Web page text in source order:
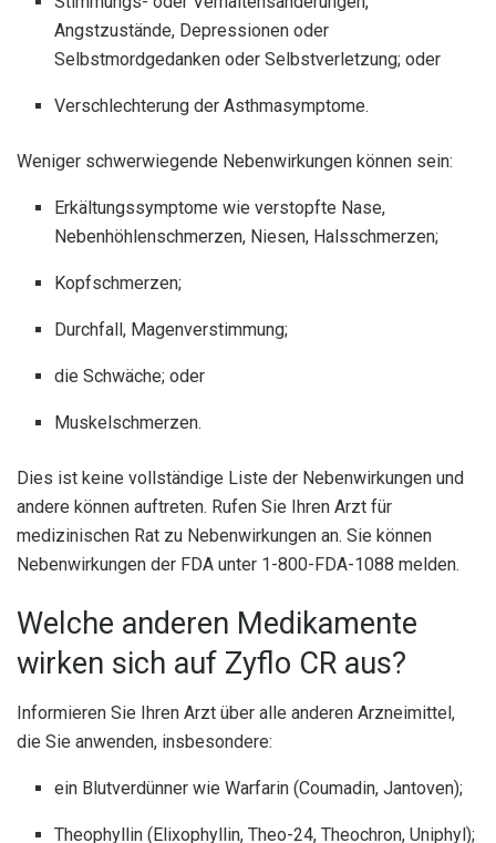
Angstzustände, Depressionen oder
Selbstmordgedanken oder Selbstverletzung; oder
Verschlechterung der Asthmasymptome.
Weniger schwerwiegende Nebenwirkungen können sein:
Erkältungssymptome wie verstopfte Nase,
Nebenhöhlenschmerzen, Niesen, Halsschmerzen;
Kopfschmerzen;
Durchfall, Magenverstimmung;
die Schwäche; oder
Muskelschmerzen.
Dies ist keine vollständige Liste der Nebenwirkungen und
andere können auftreten. Rufen Sie Ihren Arzt für
medizinischen Rat zu Nebenwirkungen an. Sie können
Nebenwirkungen der FDA unter 1-800-FDA-1088 melden.
Welche anderen Medikamente
wirken sich auf Zyflo CR aus?
Informieren Sie Ihren Arzt über alle anderen Arzneimittel,
die Sie anwenden, insbesondere:
ein Blutverdünner wie Warfarin (Coumadin, Jantoven);
Theophyllin (Elixophyllin, Theo-24, Theochron, Uniphyl);